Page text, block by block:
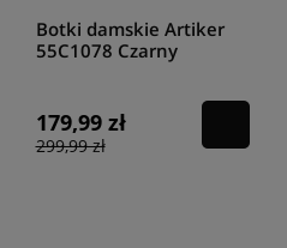
Botki damskie Artiker
55C1078 Czarny
179,99 zł
299,99 zł